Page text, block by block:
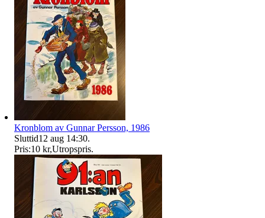
Kronblom av Gunnar Persson, 1986
Sluttid12 aug 14:30.
Pris:10 kr,Utropspris.